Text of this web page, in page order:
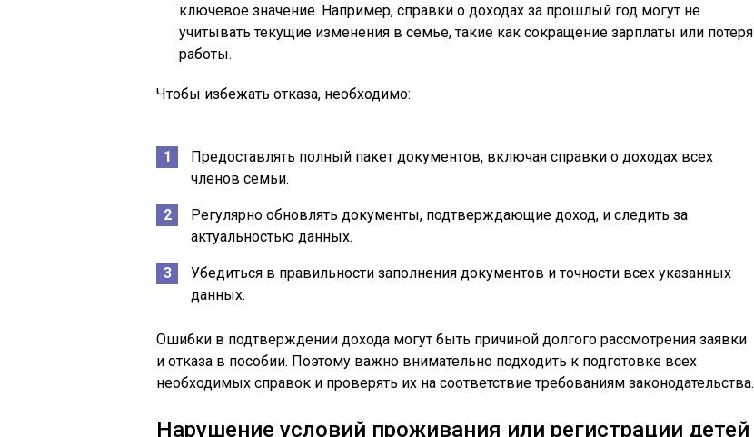
ключевое значение. Например, справки о доходах за прошлый год могут не
учитывать текущие изменения в семье, такие как сокращение зарплаты или потеря
работы.
Чтобы избежать отказа, необходимо:
Предоставлять полный пакет документов, включая справки о доходах всех
членов семьи.
Регулярно обновлять документы, подтверждающие доход, и следить за
актуальностью данных.
Убедиться в правильности заполнения документов и точности всех указанных
данных.
Ошибки в подтверждении дохода могут быть причиной долгого рассмотрения заявки
и отказа в пособии. Поэтому важно внимательно подходить к подготовке всех
необходимых справок и проверять их на соответствие требованиям законодательства.
Нарушение условий проживания или регистрации детей